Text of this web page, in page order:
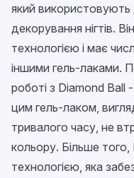
який
декорування нігтів.
технологією і має
іншими гель-лаками.
роботі з Diamond Ball -
цим гель-лаком,
тривалого часу, не
кольору. Більше
технологією, яка